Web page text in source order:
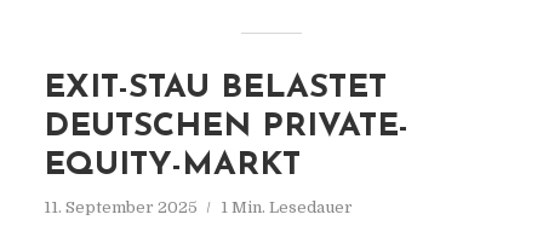
EXIT-STAU BELASTET
DEUTSCHEN PRIVATE-
EQUITY-MARKT
11. September 2025 1 Min. Lesedauer